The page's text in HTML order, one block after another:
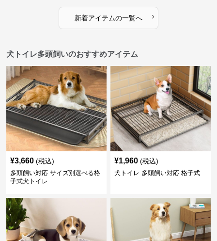
新着アイテムの一覧へ ›
犬トイレ多頭飼いのおすすめアイテム
¥3,660 (税込)
多頭飼い対応 サイズ別選べる格
子式犬トイレ
¥1,960 (税込)
犬トイレ 多頭飼い対応 格子式